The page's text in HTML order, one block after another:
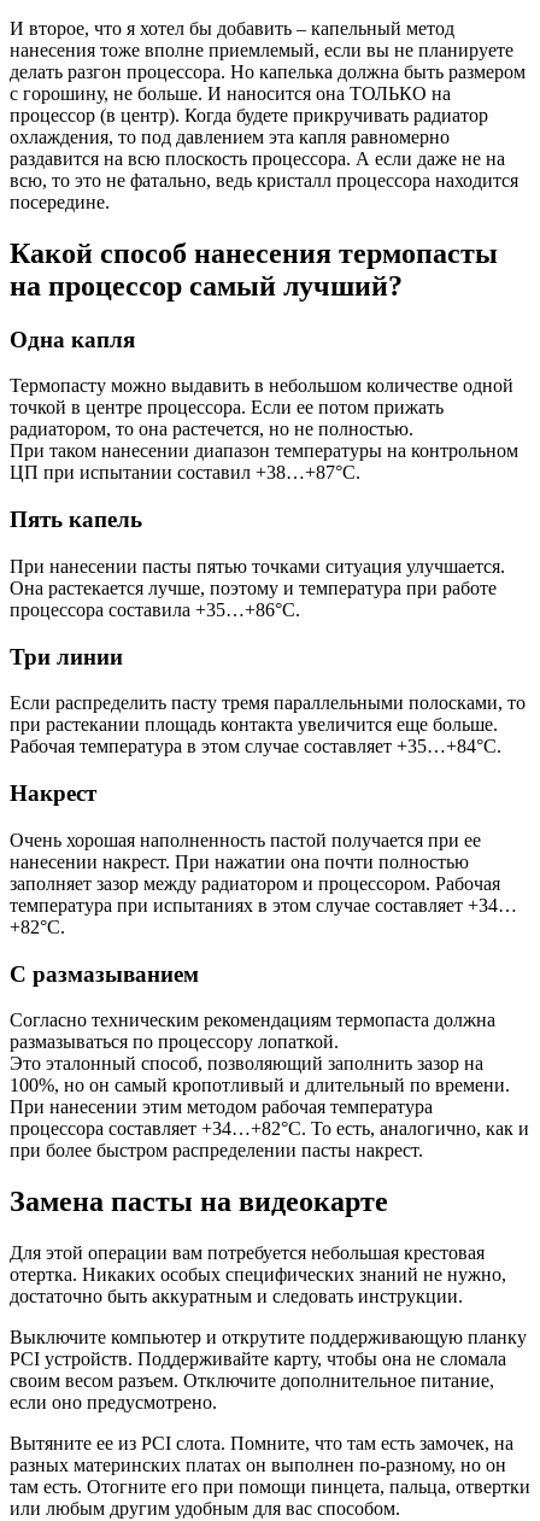
И второе, что я хотел бы добавить – капельный метод
нанесения тоже вполне приемлемый, если вы не планируете
делать разгон процессора. Но капелька должна быть размером
с горошину, не больше. И наносится она ТОЛЬКО на
процессор (в центр). Когда будете прикручивать радиатор
охлаждения, то под давлением эта капля равномерно
раздавится на всю плоскость процессора. А если даже не на
всю, то это не фатально, ведь кристалл процессора находится
посередине.
Какой способ нанесения термопасты
на процессор самый лучший?
Одна капля
Термопасту можно выдавить в небольшом количестве одной
точкой в центре процессора. Если ее потом прижать
радиатором, то она растечется, но не полностью.
При таком нанесении диапазон температуры на контрольном
ЦП при испытании составил +38…+87°С.
Пять капель
При нанесении пасты пятью точками ситуация улучшается.
Она растекается лучше, поэтому и температура при работе
процессора составила +35…+86°С.
Три линии
Если распределить пасту тремя параллельными полосками, то
при растекании площадь контакта увеличится еще больше.
Рабочая температура в этом случае составляет +35…+84°С.
Накрест
Очень хорошая наполненность пастой получается при ее
нанесении накрест. При нажатии она почти полностью
заполняет зазор между радиатором и процессором. Рабочая
температура при испытаниях в этом случае составляет +34…
+82°С.
С размазыванием
Согласно техническим рекомендациям термопаста должна
размазываться по процессору лопаткой.
Это эталонный способ, позволяющий заполнить зазор на
100%, но он самый кропотливый и длительный по времени.
При нанесении этим методом рабочая температура
процессора составляет +34…+82°С. То есть, аналогично, как и
при более быстром распределении пасты накрест.
Замена пасты на видеокарте
Для этой операции вам потребуется небольшая крестовая
отертка. Никаких особых специфических знаний не нужно,
достаточно быть аккуратным и следовать инструкции.
Выключите компьютер и открутите поддерживающую планку
PCI устройств. Поддерживайте карту, чтобы она не сломала
своим весом разъем. Отключите дополнительное питание,
если оно предусмотрено.
Вытяните ее из PCI слота. Помните, что там есть замочек, на
разных материнских платах он выполнен по-разному, но он
там есть. Отогните его при помощи пинцета, пальца, отвертки
или любым другим удобным для вас способом.